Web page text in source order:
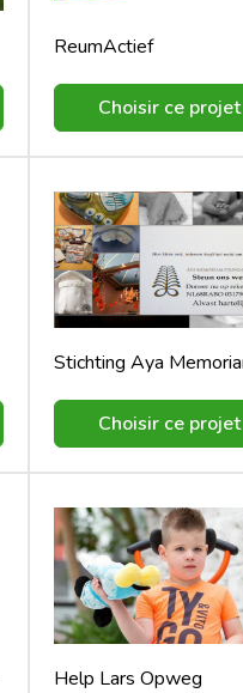
ReumActief
Choisir ce projet
Choisir ce projet
Help Lars Opweg